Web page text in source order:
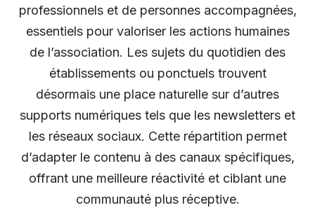
professionnels et de personnes accompagnées,
essentiels pour valoriser les actions humaines
de l’association. Les sujets du quotidien des
établissements ou ponctuels trouvent
désormais une place naturelle sur d’autres
supports numériques tels que les newsletters et
les réseaux sociaux. Cette répartition permet
d’adapter le contenu à des canaux spécifiques,
offrant une meilleure réactivité et ciblant une
communauté plus réceptive.